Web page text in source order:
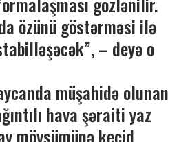
özünü göstərməsi ilə
– deyə o
müşahidə olunan
hava şəraiti yaz
mövsümünə keçid